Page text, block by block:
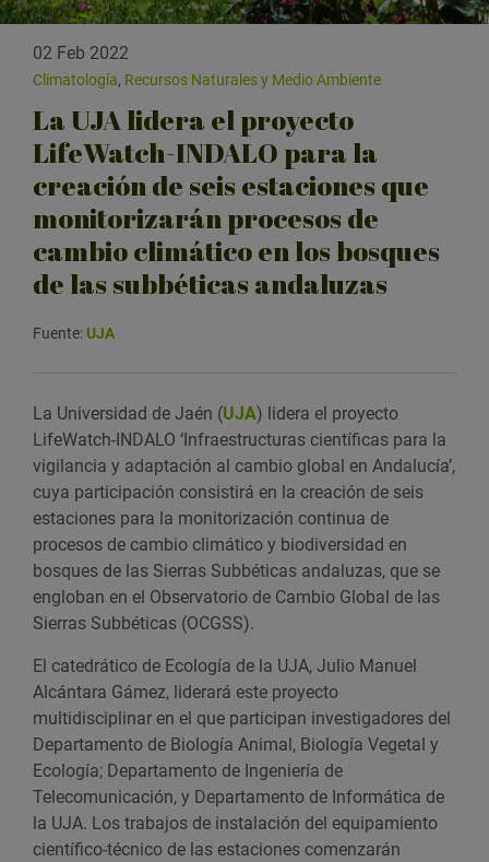
02 Feb 2022
Climatología, Recursos Naturales y Medio Ambiente
La UJA lidera el proyecto
LifeWatch-INDALO para la
creación de seis estaciones que
monitorizarán procesos de
cambio climático en los bosques
de las subbéticas andaluzas
Fuente:UJA
La Universidad de Jaén (UJA) lidera el proyecto
LifeWatch-INDALO ‘Infraestructuras científicas para la
vigilancia y adaptación al cambio global en Andalucía’,
cuya participación consistirá en la creación de seis
estaciones para la monitorización continua de
procesos de cambio climático y biodiversidad en
bosques de las Sierras Subbéticas andaluzas, que se
engloban en el Observatorio de Cambio Global de las
Sierras Subbéticas (OCGSS).
El catedrático de Ecología de la UJA, Julio Manuel
Alcántara Gámez, liderará este proyecto
multidisciplinar en el que participan investigadores del
Departamento de Biología Animal, Biología Vegetal y
Ecología; Departamento de Ingeniería de
Telecomunicación, y Departamento de Informática de
la UJA. Los trabajos de instalación del equipamiento
científico-técnico de las estaciones comenzarán